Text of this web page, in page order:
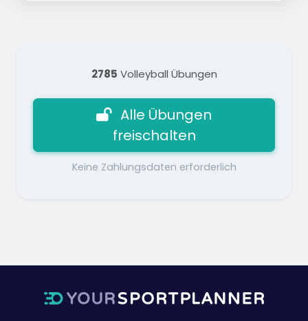
2785 Volleyball Übungen
Alle Übungen
freischalten
Keine Zahlungsdaten erforderlich